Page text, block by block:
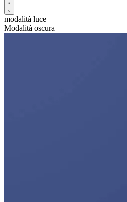
modalità luce
Modalità oscura